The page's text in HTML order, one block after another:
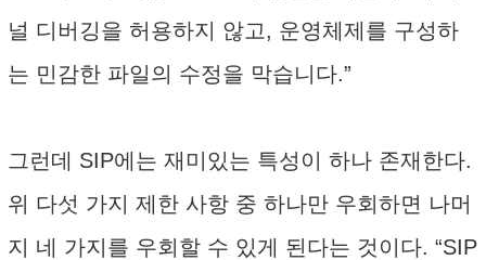
널 디버깅을 허용하지 않고, 운영체제를 구성하
는 민감한 파일의 수정을 막습니다.”
그런데 SIP에는 재미있는 특성이 하나 존재한다.
위 다섯 가지 제한 사항 중 하나만 우회하면 나머
지 네 가지를 우회할 수 있게 된다는 것이다. “SIP